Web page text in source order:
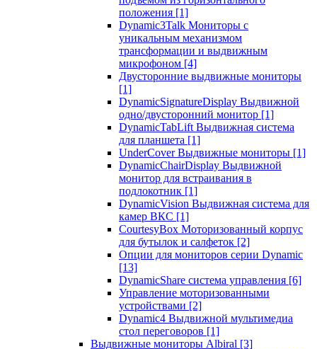
положения [1]
Dynamic3Talk Мониторы с
уникальным механизмом
трансформации и выдвижным
микрофоном [4]
Двусторонние выдвижные мониторы
[1]
DynamicSignatureDisplay Выдвижной
одно/двусторонний монитор [1]
DynamicTabLift Выдвижная система
для планшета [1]
UnderCover Выдвижные мониторы [1]
DynamicChairDisplay Выдвижной
монитор для встраивания в
подлокотник [1]
DynamicVision Выдвижная система для
камер ВКС [1]
CourtesyBox Моторизованный корпус
для бутылок и салфеток [2]
Опции для мониторов серии Dynamic
[13]
DynamicShare система управления [6]
Управление моторизованными
устройствами [2]
Dynamic4 Выдвижной мультимедиа
стол переговоров [1]
Выдвижные мониторы Albiral [3]